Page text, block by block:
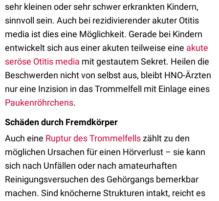
sehr kleinen oder sehr schwer erkrankten Kindern,
sinnvoll sein. Auch bei rezidivierender akuter Otitis
media ist dies eine Möglichkeit. Gerade bei Kindern
entwickelt sich aus einer akuten teilweise eine akute
seröse Otitis media mit gestautem Sekret. Heilen die
Beschwerden nicht von selbst aus, bleibt HNO-Ärzten
nur eine Inzision in das Trommelfell mit Einlage eines
Paukenröhrchens.
Schäden durch Fremdkörper
Auch eine Ruptur des Trommelfellszählt zu den
möglichen Ursachen für einen Hörverlust – sie kann
sich nach Unfällen oder nach amateurhaften
Reinigungsversuchen des Gehörgangs bemerkbar
machen. Sind knöcherne Strukturen intakt, reicht es